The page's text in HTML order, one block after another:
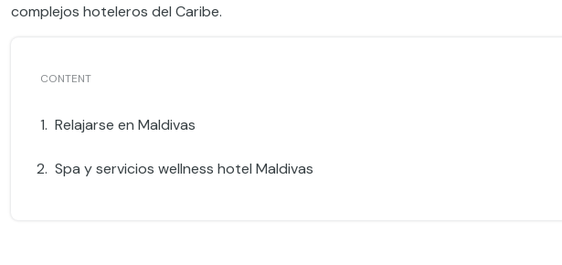
complejos hoteleros del Caribe.
Relajarse en Maldivas
Spa y servicios wellness hotel Maldivas